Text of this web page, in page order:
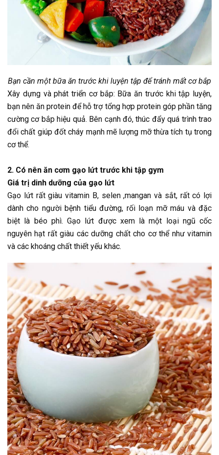
Bạn cần một bữa ăn trước khi luyện tập để tránh mất cơ bắp
Xây dựng và phát triển cơ bắp: Bữa ăn trước khi tập luyện,
bạn nên ăn protein để hỗ trợ tổng hợp protein góp phần tăng
cường cơ bắp hiệu quả. Bên cạnh đó, thúc đẩy quá trình trao
đổi chất giúp đốt cháy mạnh mẽ lượng mỡ thừa tích tụ trong
cơ thể.
2. Có nên ăn cơm gạo lứt trước khi tập gym
Giá trị dinh dưỡng của gạo lứt
Gạo lứt rất giàu vitamin B, selen ,mangan và sắt, rất có lợi
dành cho người bệnh tiểu đường, rối loạn mỡ máu và đặc
biệt là béo phì. Gạo lứt được xem là một loại ngũ cốc
nguyên hạt rất giàu các dưỡng chất cho cơ thể như vitamin
và các khoáng chất thiết yếu khác.